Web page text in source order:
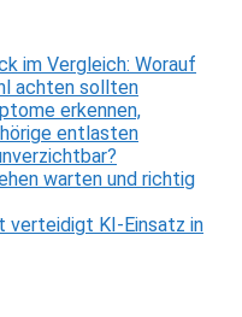
im Vergleich: Worauf
achten sollten
erkennen,
entlasten
warten und richtig
verteidigt KI-Einsatz in